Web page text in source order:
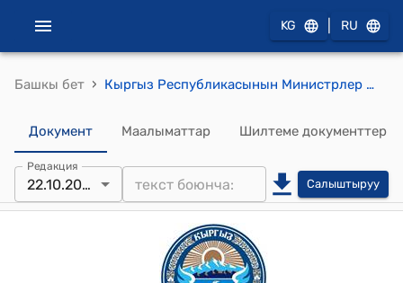
KG RU
Башкы бет › Кыргыз Республикасынын Министрлер Кабинетинин 2022-жылдын 11-мартындагы № 131 "Кыргыз Республикасынын Салык кодексинин 289, 297, 298 жана 299-беренелеринин талаптарын ишке ашыруу боюнча чаралар жөнүндө" токтому
Документ Маалыматтар Шилтеме документтер
Редакция
22.10.2025 Салыштыруу